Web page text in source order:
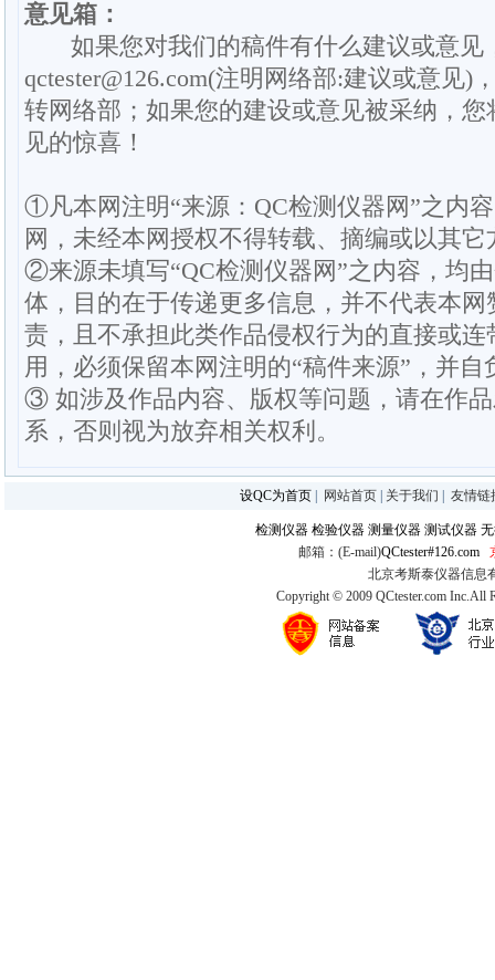
意见箱：
如果您对我们的稿件有什么建议或意见
qctester@126.com(注明网络部:建议或意见)
转网络部；如果您的建设或意见被采纳，
见的惊喜！
①凡本网注明“来源：QC检测仪器网”之内
网，未经本网授权不得转载、摘编或以其它
②来源未填写“QC检测仪器网”之内容，均
体，目的在于传递更多信息，并不代表本
责，且不承担此类作品侵权行为的直接或
用，必须保留本网注明的“稿件来源”，并
③ 如涉及作品内容、版权等问题，请在作
系，否则视为放弃相关权利。
设QC为首页 网站首页 关于我们 友情链
检测仪器 检验仪器 测量仪器 测试仪器
邮箱：(E-mail)QCtester#126.com
北京考斯泰仪器信息
Copyright © 2009 QCtester.com Inc.All